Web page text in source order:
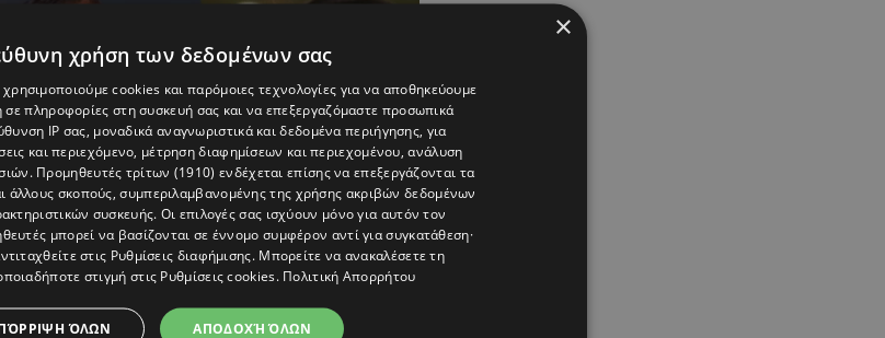
απαντά πρώτη φορά εάν είναι το
πρόσωπο στη σχέση Βασιλάκου - Νικόλ
×
χρήση των δεδομένων σας
χρησιμοποιούμε cookies και παρόμοιες τεχνολογίες για να αποθηκεύουμε
πληροφορίες στη συσκευή σας και να επεξεργαζόμαστε προσωπικά
IP σας, μοναδικά αναγνωριστικά και δεδομένα περιήγησης, για
και περιεχόμενο, μέτρηση διαφημίσεων και περιεχομένου, ανάλυση
Προμηθευτές τρίτων (1910) ενδέχεται επίσης να επεξεργάζονται τα
άλλους σκοπούς, συμπεριλαμβανομένης της χρήσης ακριβών δεδομένων
συσκευής. Οι επιλογές σας ισχύουν μόνο για αυτόν τον
μπορεί να βασίζονται σε έννομο συμφέρον αντί για συγκατάθεση·
στις Ρυθμίσεις διαφήμισης. Μπορείτε να ανακαλέσετε τη
στιγμή στις Ρυθμίσεις cookies. Πολιτική Απορρήτου
ΑΠΟΔΟΧΉ ΌΛΩΝ
ΌΛΩΝ